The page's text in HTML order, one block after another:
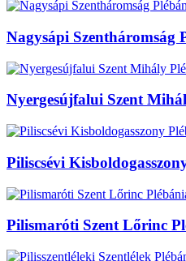
Nagysápi Szentháromság
Nyergesújfalui Szent
Piliscsévi
Pilismaróti Szent Lőrinc